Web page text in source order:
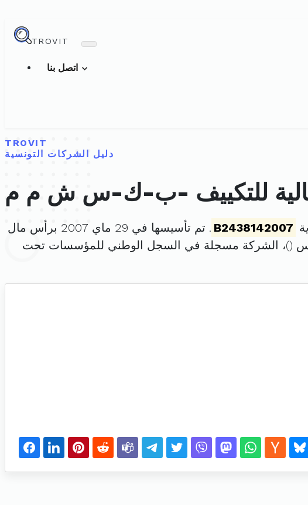
TROVIT
TROVIT
دليل الشركات التونسية
للتكييف -ب-ك-س ش م م
B2438142007
. تم تأسيسها في 29 ماي 2007 برأس مال
)، الشركة مسجلة في السجل الوطني للمؤسسات تحت